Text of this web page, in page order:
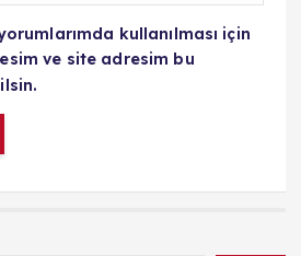
kullanılması için
ve site adresim bu